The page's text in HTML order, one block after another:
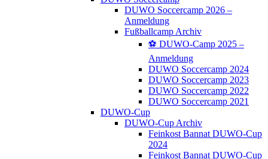
DUWO Soccercamp 2026 –
Anmeldung
Fußballcamp Archiv
⚽️ DUWO-Camp 2025 –
Anmeldung
DUWO Soccercamp 2024
DUWO Soccercamp 2023
DUWO Soccercamp 2022
DUWO Soccercamp 2021
DUWO-Cup
DUWO-Cup Archiv
Feinkost Bannat DUWO-Cup
2024
Feinkost Bannat DUWO-Cup